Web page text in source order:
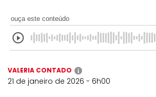
ouça este conteúdo
VALERIA CONTADO i
21 de janeiro de 2026 - 6h00